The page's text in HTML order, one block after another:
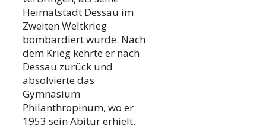
Heimatstadt Dessau im
Zweiten Weltkrieg
bombardiert wurde. Nach
dem Krieg kehrte er nach
Dessau zurück und
absolvierte das
Gymnasium
Philanthropinum, wo er
1953 sein Abitur erhielt.